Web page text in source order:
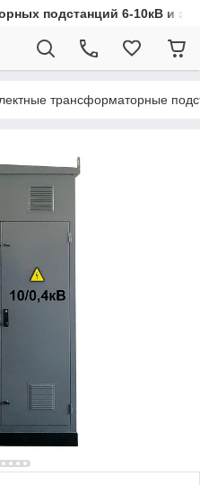
подстанций 6-10кВ и
трансформаторные